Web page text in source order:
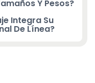
Y Pesos?
Integra Su
De Línea?